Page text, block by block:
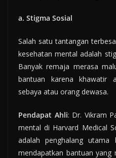
a. Stigma Sosial
Salah satu tantangan
kesehatan mental adalah
Banyak remaja merasa
bantuan karena khawatir
sebaya atau orang dewasa.
Pendapat Ahli: Dr. Vikram
mental di Harvard Medical
adalah penghalang
mendapatkan bantuan yang